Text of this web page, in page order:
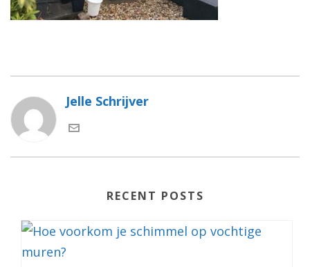
Jelle Schrijver
RECENT POSTS